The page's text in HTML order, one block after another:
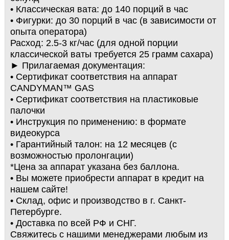
• Классическая вата: до 140 порций в час
• Фигурки: до 30 порций в час (в зависимости от
опыта оператора)
Расход: 2.5-3 кг/час (для одной порции
классической ваты требуется 25 грамм сахара)
► Прилагаемая документация:
• Сертификат соответствия на аппарат
CANDYMAN™ GAS
• Сертификат соответствия на пластиковые
палочки
• Инструкция по применению: в формате
видеокурса
• Гарантийный талон: на 12 месяцев (с
возможностью пролонгации)
*Цена за аппарат указана без баллона.
• Вы можете приобрести аппарат в кредит на
нашем сайте!
• Склад, офис и производство в г. Санкт-
Петербурге.
• Доставка по всей РФ и СНГ.
Свяжитесь с нашими менеджерами любым из